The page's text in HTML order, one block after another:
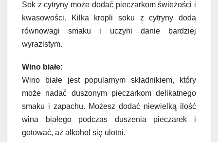
Sok z cytryny może dodać pieczarkom świeżości i
kwasowości. Kilka kropli soku z cytryny doda
równowagi smaku i uczyni danie bardziej
wyrazistym.
Wino białe:
Wino białe jest popularnym składnikiem, który
może nadać duszonym pieczarkom delikatnego
smaku i zapachu. Możesz dodać niewielką ilość
wina białego podczas duszenia pieczarek i
gotować, aż alkohol się ulotni.